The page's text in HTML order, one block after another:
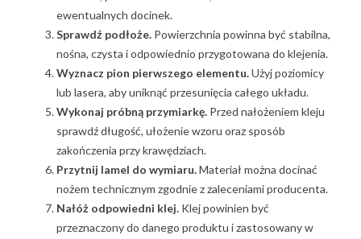
ewentualnych docinek.
Sprawdź podłoże. Powierzchnia powinna być stabilna,
nośna, czysta i odpowiednio przygotowana do klejenia.
Wyznacz pion pierwszego elementu.Użyj poziomicy
lub lasera, aby uniknąć przesunięcia całego układu.
Wykonaj próbną przymiarkę. Przed nałożeniem kleju
sprawdź długość, ułożenie wzoru oraz sposób
zakończenia przy krawędziach.
Przytnij lamel do wymiaru.Materiał można docinać
nożem technicznym zgodnie z zaleceniami producenta.
Nałóż odpowiedni klej. Klej powinien być
przeznaczony do danego produktu i zastosowany w